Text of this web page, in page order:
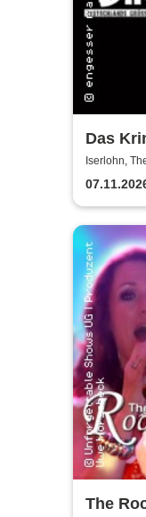
Das
Iserlohn,
Iserlohn
The